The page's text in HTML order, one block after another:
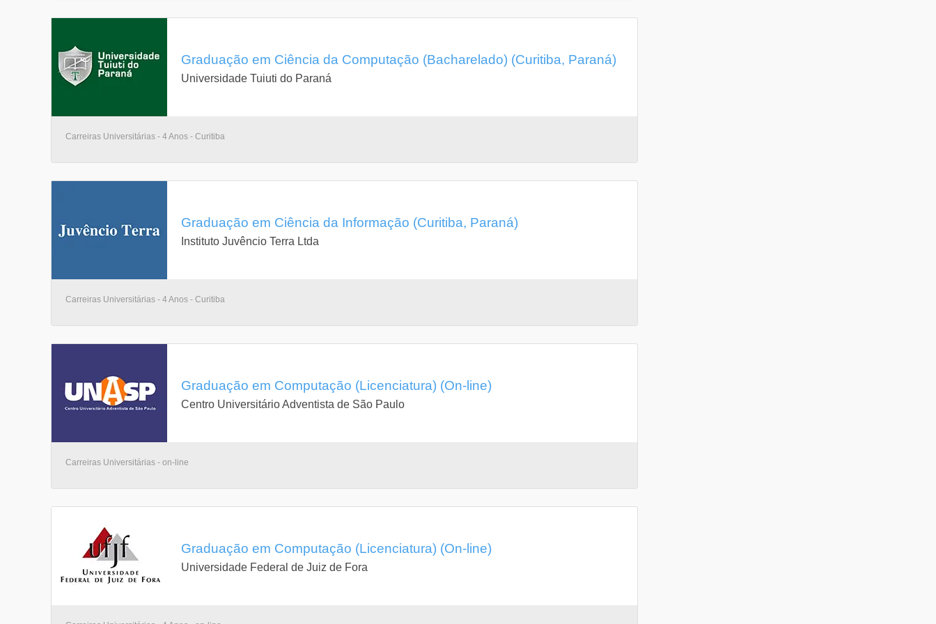
Graduação em Ciência da Computação (Bacharelado) (Curitiba, Paraná)
Universidade Tuiuti do Paraná
Carreiras Universitárias - 4 Anos - Curitiba
Graduação em Ciência da Informação (Curitiba, Paraná)
Instituto Juvêncio Terra Ltda
Carreiras Universitárias - 4 Anos - Curitiba
Graduação em Computação (Licenciatura) (On-line)
Centro Universitário Adventista de São Paulo
Carreiras Universitárias - on-line
Graduação em Computação (Licenciatura) (On-line)
Universidade Federal de Juiz de Fora